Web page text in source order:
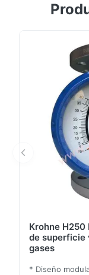
válvulas de un
resorte. El
elevados
Krohne
de superficie
gases
* Diseño